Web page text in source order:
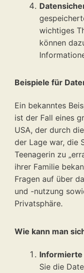
wichtiges
können
Beispiele für
Ein bekanntes
ist der Fall eines
USA, der durch
der Lage war, die
Teenagerin zu
ihrer Familie
Fragen auf über
und -nutzung
Privatsphäre.
Wie kann man
Sie die